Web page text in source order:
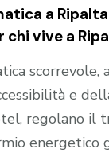
a
chi vive a
scorrevole,
e
regolano il